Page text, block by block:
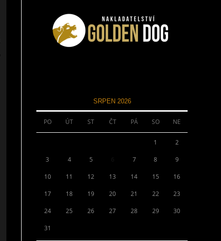
SRPEN 2026
PO ÚT ST ČT PÁ SO NE
1 2
3 4 5 7 8 9
10 11 12 13 14 15 16
17 18 19 20 21 22 23
24 25 26 27 28 29 30
31